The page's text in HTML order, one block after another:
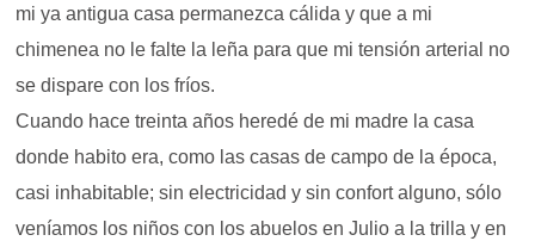
mi ya antigua casa permanezca cálida y que a mi
chimenea no le falte la leña para que mi tensión arterial no
se dispare con los fríos.
Cuando hace treinta años heredé de mi madre la casa
donde habito era, como las casas de campo de la época,
casi inhabitable; sin electricidad y sin confort alguno, sólo
veníamos los niños con los abuelos en Julio a la trilla y en